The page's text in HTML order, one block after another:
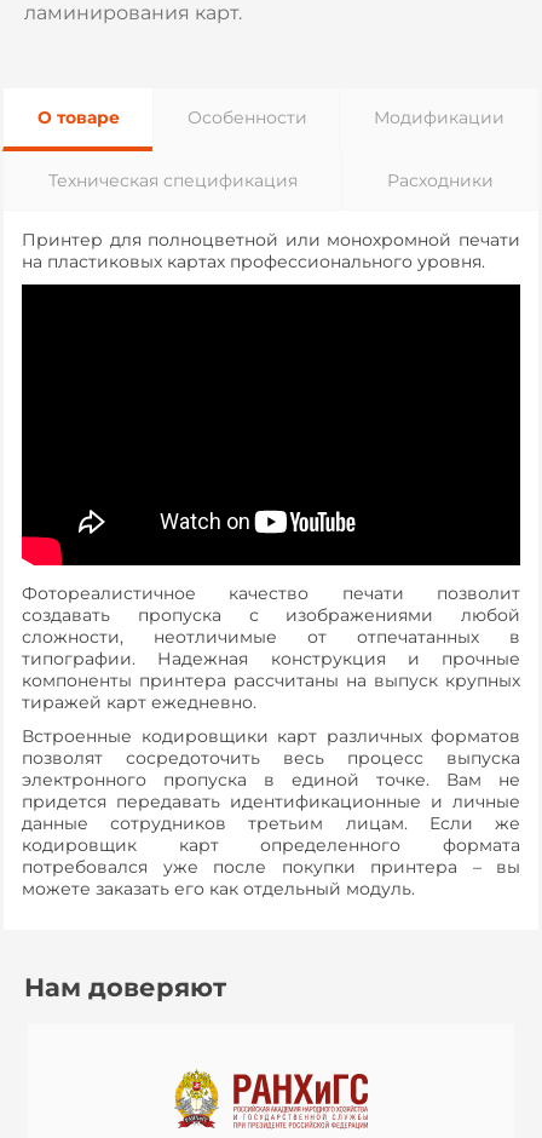
ламинирования карт.
О товаре Особенности Модификации
Техническая спецификация Расходники
Принтер для полноцветной или монохромной печати
на пластиковых картах профессионального уровня.
Фотореалистичное качество печати позволит
создавать пропуска с изображениями любой
сложности, неотличимые от отпечатанных в
типографии. Надежная конструкция и прочные
компоненты принтера рассчитаны на выпуск крупных
тиражей карт ежедневно.
Встроенные кодировщики карт различных форматов
позволят сосредоточить весь процесс выпуска
электронного пропуска в единой точке. Вам не
придется передавать идентификационные и личные
данные сотрудников третьим лицам. Если же
кодировщик карт определенного формата
потребовался уже после покупки принтера – вы
можете заказать его как отдельный модуль.
Нам доверяют